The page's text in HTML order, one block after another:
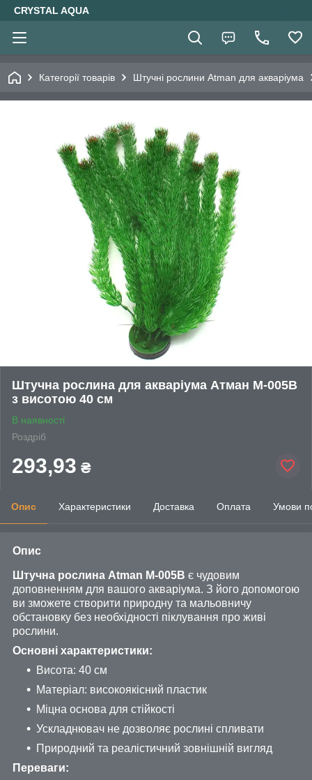
CRYSTAL AQUA
Категорії товарів Штучні рослини Atman для акваріума
Штучна рослина для акваріума Атман M-005B
з висотою 40 см
В наявності
Роздріб
293,93 ₴
Опис Характеристики Доставка Оплата Умови
Опис
Штучна рослина Atman M-005B є чудовим
доповненням для вашого акваріума. З його допомогою
ви зможете створити природну та мальовничу
обстановку без необхідності піклування про живі
рослини.
Основні характеристики:
Висота: 40 см
Матеріал: високоякісний пластик
Міцна основа для стійкості
Ускладнювач не дозволяє рослині спливати
Природний та реалістичний зовнішній вигляд
Переваги: